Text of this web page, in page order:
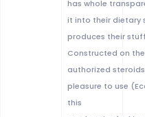
has whole
it into their dietary
produces their
Constructed on
authorized steroids
pleasure to use
this